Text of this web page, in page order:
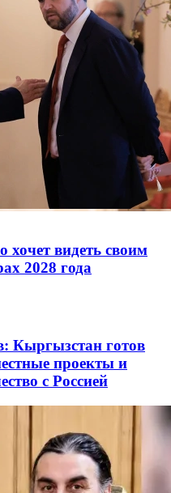
хочет видеть своим
2028 года
Кыргызстан готов
проекты и
с Россией